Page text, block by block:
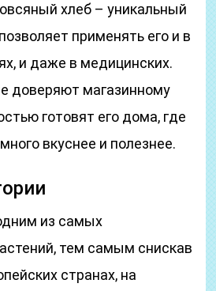
хлеб – уникальный
применять его и в
и даже в медицинских.
доверяют магазинному
готовят его дома, где
вкуснее и полезнее.
из самых
тем самым снискав
странах, на